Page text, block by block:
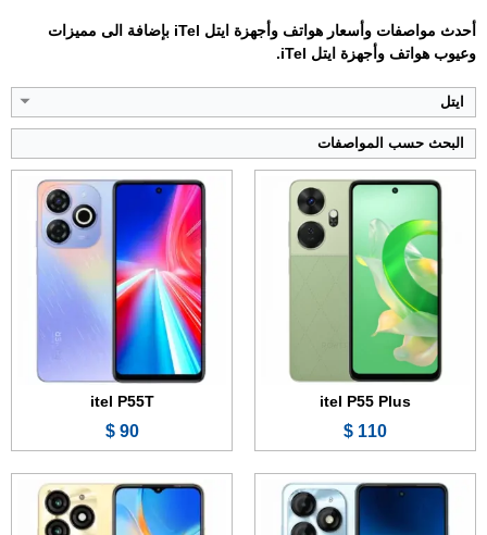
أحدث مواصفات وأسعار هواتف وأجهزة ايتل iTel بإضافة الى مميزات
وعيوب هواتف وأجهزة ايتل iTel.
ايتل
البحث حسب المواصفات
itel P55 Plus
110 $
البطارية والشحن السريع:5000 مللي أمبير - 45 واط
عرض الموصفات ←
itel P55T
90 $
البطارية والشحن السريع:6000 مللي أمبير - 18 واط
الشاشة:6.6 بوصة - 90 هرتز - IPS LCD
الذاكرة:128 أو 256 جيجابايت
الرام:4 أو 8 جيجابايت
الكاميرا:
المعالج:Unisoc T606
البطارية والشحن السريع:
عرض الموصفات ←
الشاشة:6.6 بوصة - IPS LCD
الذاكرة: 128 أو 256 جيجابايت
الرام:3 أو 4 جيجابايت
الكاميرا:13 + 0.3 ميجابكسل
المعالج:Unisoc T603
البطارية والشحن السريع:
5000 مللي أمبير
عرض الموصفات ←
الشاشة: